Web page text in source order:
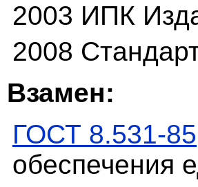
2003 ИПК
2008
Взамен:
ГОСТ 8.531-85
обеспечения